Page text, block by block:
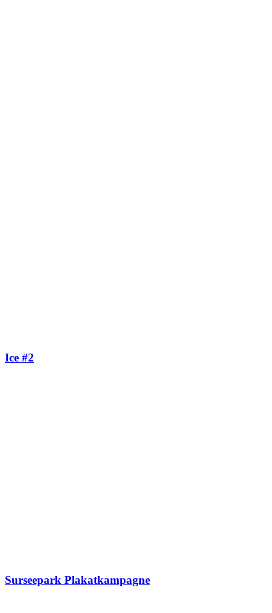
Ice #2
Surseepark Plakatkampagne